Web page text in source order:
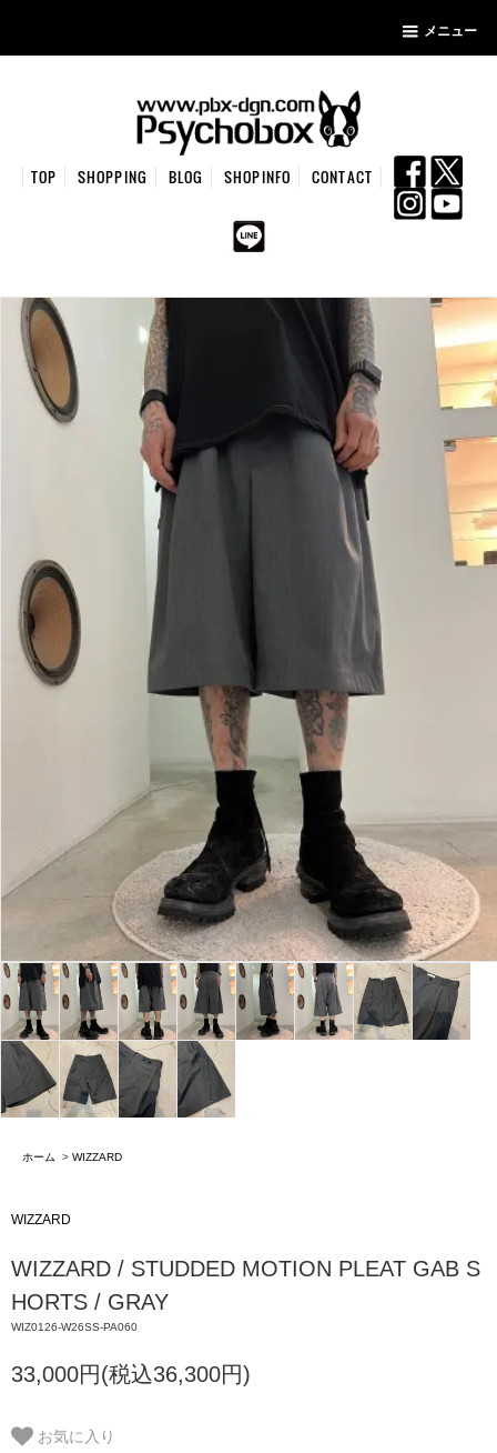
メニュー
TOP SHOPPING BLOG SHOPINFO CONTACT
ホーム > WIZZARD
WIZZARD
WIZZARD / STUDDED MOTION PLEAT GAB S
HORTS / GRAY
WIZ0126-W26SS-PA060
33,000円(税込36,300円)
お気に入り